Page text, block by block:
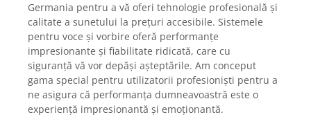
Microfoane USB - Podcast, Gaming
Seturi de microfoane
Sisteme wireless
Mixere
Accesorii mixere
Mixere analogice
Mixere digitale
Germania pentru a vă oferi tehnologie profesională și
calitate a sunetului la prețuri accesibile. Sistemele
pentru voce și vorbire oferă performanțe
impresionante și fiabilitate ridicată, care cu
siguranță vă vor depăși așteptările. Am conceput
gama special pentru utilizatorii profesioniști pentru a
ne asigura că performanța dumneavoastră este o
experiență impresionantă și emoționantă.